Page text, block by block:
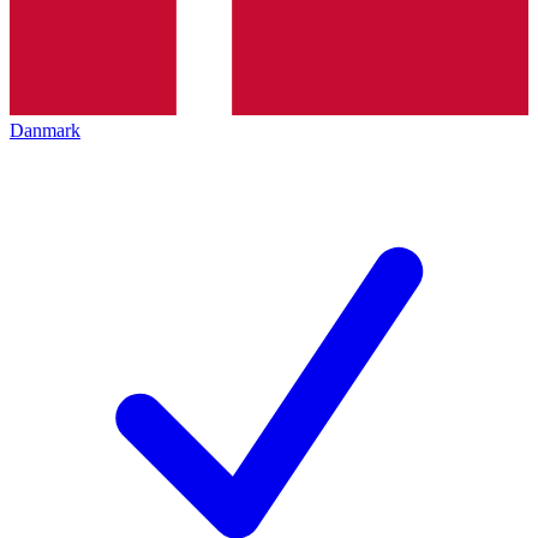
Danmark